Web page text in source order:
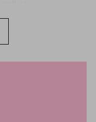
fuktighet og
føles balansert,
testet.